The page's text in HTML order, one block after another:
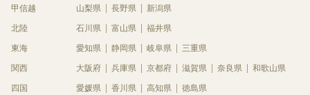
甲信越 山梨県 長野県 新潟県
北陸 石川県 富山県 福井県
東海 愛知県 静岡県 岐阜県 三重県
関西 大阪府 兵庫県 京都府 滋賀県 奈良県 和歌山県
四国 愛媛県 香川県 高知県 徳島県